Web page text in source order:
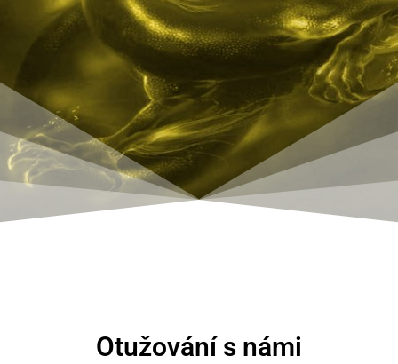
Otužování s námi